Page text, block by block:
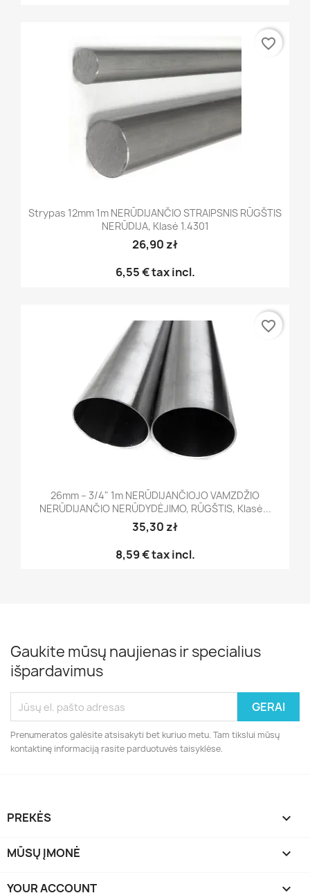
Strypas 12mm 1m NERŪDIJANČIO STRAIPSNIS RŪGŠTIS
NERŪDIJA, Klasė 1.4301
26,90 zł
6,55 €tax incl.
favorite_border
26mm – 3/4" 1m NERŪDIJANČIOJO VAMZDŽIO
NERŪDIJANČIO NERŪDYDĖJIMO, RŪGŠTIS, Klasė...
35,30 zł
8,59 €tax incl.
favorite_border
Gaukite mūsų naujienas ir specialius
išpardavimus
Prenumeratos galėsite atsisakyti bet kuriuo metu. Tam tikslui mūsų
kontaktinę informaciją rasite parduotuvės taisyklėse.
PREKĖS 
MŪSŲ ĮMONĖ 
YOUR ACCOUNT 